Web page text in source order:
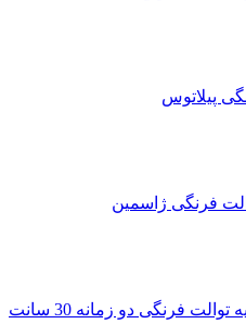
پیلاتوس
فرنگی‌ ژاسمین
فرنگی دو زمانه 30 سانت